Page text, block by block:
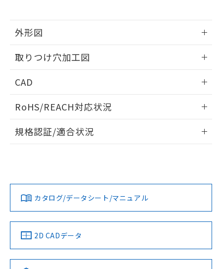
外形図
取りつけ穴加工図
CAD
ドすることができます。
ログイン/会員登録
ダウンロードデータをご利用いただく前に、以下を必ずお読
みください。
ソフトウェアの使用条件
RoHS/REACH対応状況
EU RoHS 注意事項・凡例
対応済み
中国 RoHS 注意事項・凡例
規格認証/適合状況
カタログ/データシート/マニュアル
2D CADデータ
欄に対応日を記載しておりました。
既に当社にて対応品への在庫切替を完了
り、2022年1月12日より割愛しておりま
す。